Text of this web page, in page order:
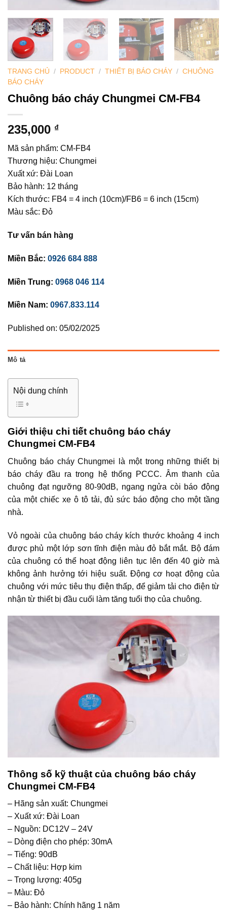
TRANG CHỦ / PRODUCT / THIẾT BỊ BÁO CHÁY / CHUÔNG
BÁO CHÁY
Chuông báo cháy Chungmei CM-FB4
235,000 ₫
Mã sản phẩm: CM-FB4
Thương hiệu: Chungmei
Xuất xứ: Đài Loan
Bảo hành: 12 tháng
Kích thước: FB4 = 4 inch (10cm)/FB6 = 6 inch (15cm)
Màu sắc: Đỏ
Tư vấn bán hàng
Miền Bắc: 0926 684 888
Miền Trung: 0968 046 114
Miền Nam: 0967.833.114
Published on: 05/02/2025
Mô tả
Nội dung chính
Giới thiệu chi tiết chuông báo cháy
Chungmei CM-FB4
Chuông báo cháy Chungmei là một trong những thiết bị
báo cháy đầu ra trong hệ thống PCCC. Âm thanh của
chuông đạt ngưỡng 80-90dB, ngang ngửa còi báo động
của một chiếc xe ô tô tải, đủ sức báo động cho một tầng
nhà.
Vỏ ngoài của chuông báo cháy kích thước khoảng 4 inch
được phủ một lớp sơn tĩnh điện màu đỏ bắt mắt. Bộ đám
của chuông có thể hoạt động liên tục lên đến 40 giờ mà
không ảnh hưởng tới hiệu suất. Động cơ hoạt động của
chuông với mức tiêu thụ điện thấp, để giảm tải cho điện từ
nhận từ thiết bị đầu cuối làm tăng tuổi thọ của chuông.
Thông số kỹ thuật của chuông báo cháy
Chungmei CM-FB4
– Hãng sản xuất: Chungmei
– Xuất xứ: Đài Loan
– Nguồn: DC12V – 24V
– Dòng điện cho phép: 30mA
– Tiếng: 90dB
– Chất liệu: Hợp kim
– Trọng lượng: 405g
– Màu: Đỏ
– Bảo hành: Chính hãng 1 năm